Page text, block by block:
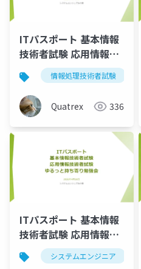
ITパスポート 基本情報
技術者試験 応用情報技
術者試験 ゆるっと持ち
寄り勉強会
情報処理技術者試験
Quatrex 336
ITパスポート 基本情報
技術者試験 応用情報技
術者試験 ゆるっと持ち
寄り勉強会
システムエンジニア